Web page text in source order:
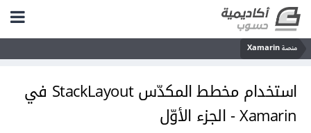
منصة Xamarin
استخدام مخطط المكدّس StackLayout في
Xamarin - الجزء الأوّل